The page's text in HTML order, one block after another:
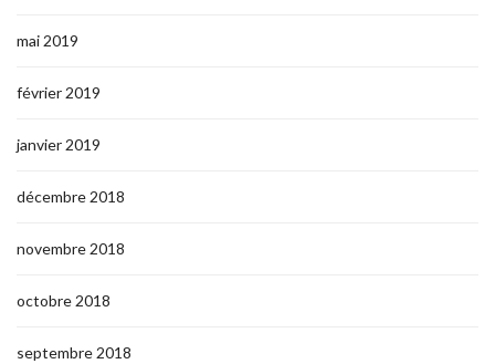
mai 2019
février 2019
janvier 2019
décembre 2018
novembre 2018
octobre 2018
septembre 2018